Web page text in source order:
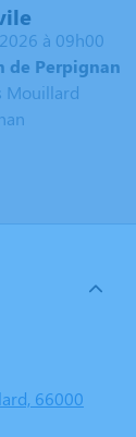
à 09h00
de Perpignan
Mouillard
66000